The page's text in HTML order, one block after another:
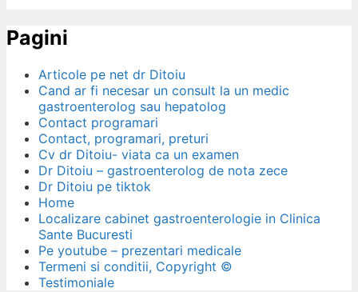
Pagini
Articole pe net dr Ditoiu
Cand ar fi necesar un consult la un medic
gastroenterolog sau hepatolog
Contact programari
Contact, programari, preturi
Cv dr Ditoiu- viata ca un examen
Dr Ditoiu – gastroenterolog de nota zece
Dr Ditoiu pe tiktok
Home
Localizare cabinet gastroenterologie in Clinica
Sante Bucuresti
Pe youtube – prezentari medicale
Termeni si conditii, Copyright ©
Testimoniale